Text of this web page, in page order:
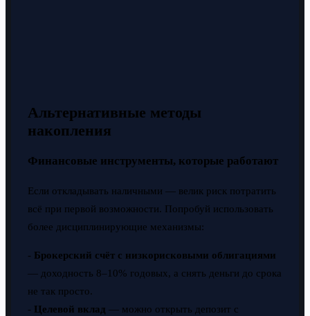
Альтернативные методы
накопления
Финансовые инструменты, которые работают
Если откладывать наличными — велик риск потратить
всё при первой возможности. Попробуй использовать
более дисциплинирующие механизмы:
- Брокерский счёт с низкорисковыми облигациями
— доходность 8–10% годовых, а снять деньги до срока
не так просто.
- Целевой вклад — можно открыть депозит с